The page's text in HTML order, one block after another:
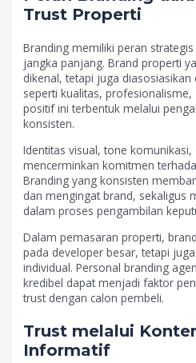
Trust Properti
Branding memiliki peran
jangka panjang. Brand properti
dikenal, tetapi juga
seperti kualitas, profesionalisme,
positif ini terbentuk melalui
konsisten.
Identitas visual, tone
mencerminkan komitmen
Branding yang konsisten
dan mengingat brand, sekaligus
dalam proses pengambilan
Dalam pemasaran properti,
pada developer besar, tetapi
individual. Personal branding
kredibel dapat menjadi faktor
trust dengan calon pembeli.
Trust melalui
Informatif